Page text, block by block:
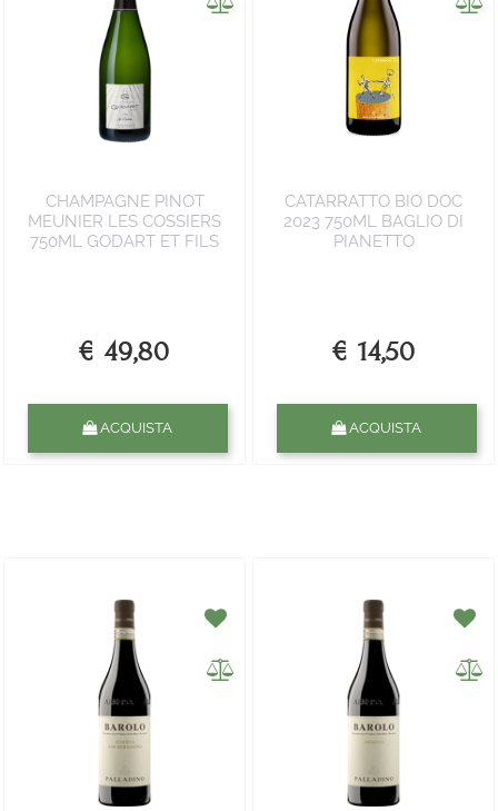
CHAMPAGNE PINOT
MEUNIER LES COSSIERS
750ML GODART ET FILS
€ 49,80
ACQUISTA
CATARRATTO BIO DOC
2023 750ML BAGLIO DI
PIANETTO
€ 14,50
ACQUISTA